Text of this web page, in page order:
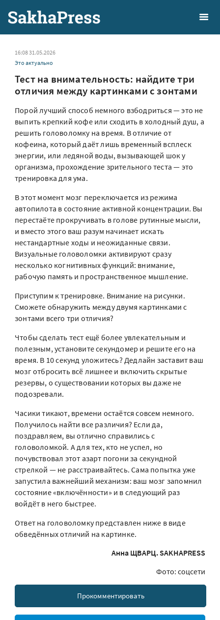
16:08 31.05.2026
Это актуально
Тест на внимательность: найдите три
отличия между картинками с зонтами
Порой лучший способ немного взбодриться — это не
выпить крепкий кофе или сходить в холодный душ, а
решить головоломку на время. В отличие от
кофеина, который даёт лишь временный всплеск
энергии, или ледяной воды, вызывающей шок у
организма, прохождение зрительного теста — это
тренировка для ума.
В этот момент мозг переключается из режима
автопилота в состояние активной концентрации. Вы
перестаёте прокручивать в голове рутинные мысли,
и вместо этого ваш разум начинает искать
нестандартные ходы и неожиданные связи.
Визуальные головоломки активируют сразу
несколько когнитивных функций: внимание,
рабочую память и пространственное мышление.
Приступим к тренировке. Внимание на рисунки.
Сможете обнаружить между двумя картинками с
зонтами всего три отличия?
Чтобы сделать тест ещё более увлекательным и
полезным, установите секундомер и решите его на
время. В 10 секунд уложитесь? Дедлайн заставит ваш
мозг отбросить всё лишнее и включить скрытые
резервы, о существовании которых вы даже не
подозревали.
Часики тикают, времени остаётся совсем немного.
Получилось найти все различия? Если да,
поздравляем, вы отлично справились с
головоломкой. А для тех, кто не успел, но
почувствовал этот азарт погони за секундной
стрелкой — не расстраивайтесь. Сама попытка уже
запустила важнейший механизм: ваш мозг запомнил
состояние «включённости» и в следующий раз
войдёт в него быстрее.
Ответ на головоломку представлен ниже в виде
обведённых отличий на картинке.
Анна ЩВАРЦ. SAKHAPRESS
Фото: соцсети
Прокомментировать